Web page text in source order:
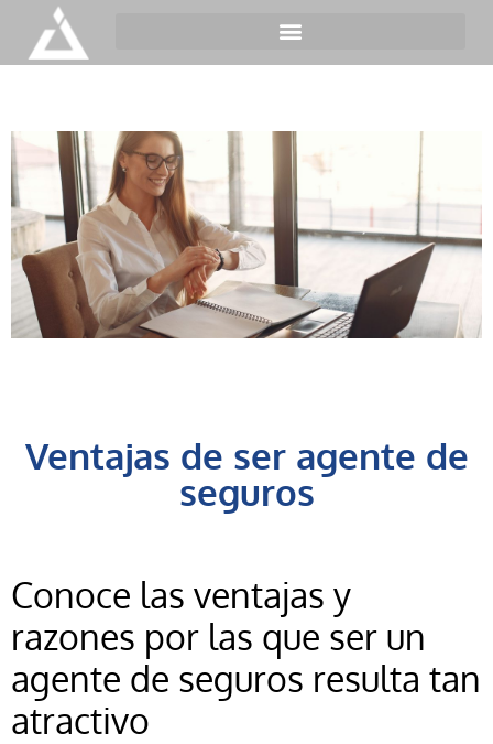
Ventajas de ser agente de
seguros
Conoce las ventajas y
razones por las que ser un
agente de seguros resulta tan
atractivo